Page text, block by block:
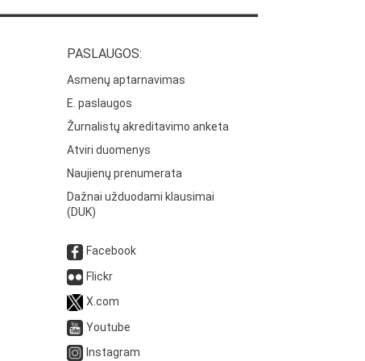
PASLAUGOS:
Asmenų aptarnavimas
E. paslaugos
Žurnalistų akreditavimo anketa
Atviri duomenys
Naujienų prenumerata
Dažnai užduodami klausimai
(DUK)
Facebook
Flickr
X.com
Youtube
Instagram